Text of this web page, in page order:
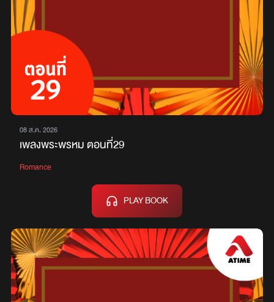
08 ส.ค. 2026
เพลงพระพรหม ตอนที่29
Romance
PLAY BOOK